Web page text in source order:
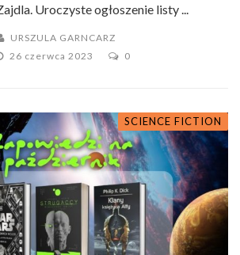
Uroczyste ogłoszenie listy ...
URSZULA GARNCARZ
26 czerwca 2023
0
SCIENCE FICTION